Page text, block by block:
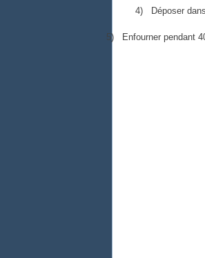
4) Déposer
5)
Enfourner pendant